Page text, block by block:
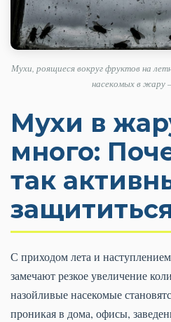
Мухи, роящиеся вокруг фруктов на
насекомых в жару
Мухи в
много:
так
С приходом лета и
замечают резкое увеличение
назойливые насекомые
проникая в дома, офисы,